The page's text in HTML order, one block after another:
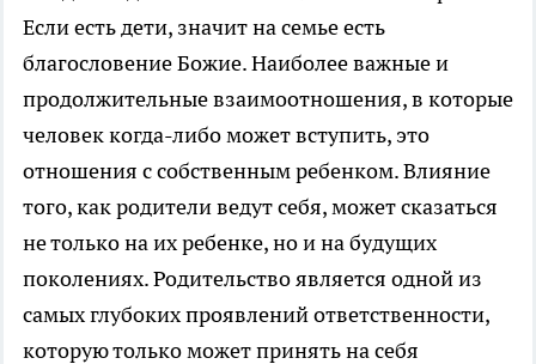
Если есть дети, значит на семье есть
благословение Божие. Наиболее важные и
продолжительные взаимоотношения, в которые
человек когда-либо может вступить, это
отношения с собственным ребенком. Влияние
того, как родители ведут себя, может сказаться
не только на их ребенке, но и на будущих
поколениях. Родительство является одной из
самых глубоких проявлений ответственности,
которую только может принять на себя